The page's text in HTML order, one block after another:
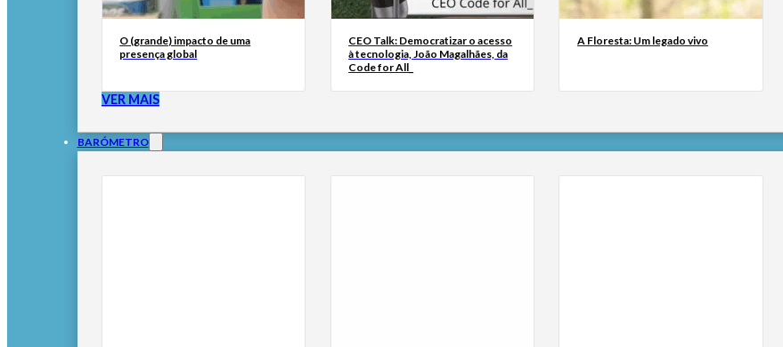
O (grande) impacto de uma
presença global
CEO Talk: Democratizar o acesso
à tecnologia, João Magalhães, da
Code for All_
A Floresta: Um legado vivo
VER MAIS
BARÓMETRO